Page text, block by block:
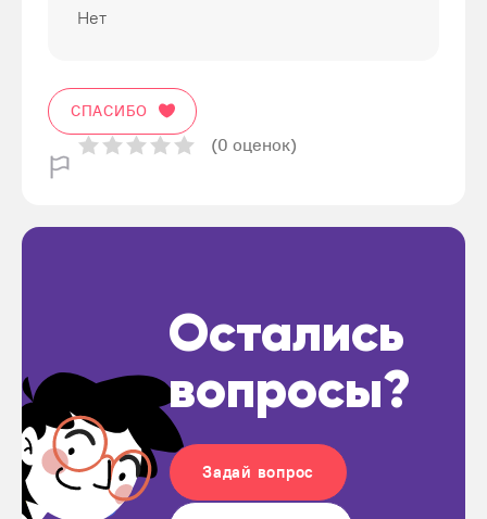
Нет
СПАСИБО
(0 оценок)
Остались
вопросы?
Задай вопрос